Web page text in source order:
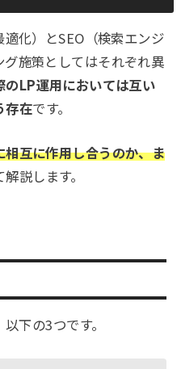
化）とSEO（検索エンジ
施策としてはそれぞれ異
のLP運用においては互い
存在です。
互に作用し合うのか、ま
説します。
下の3つです。